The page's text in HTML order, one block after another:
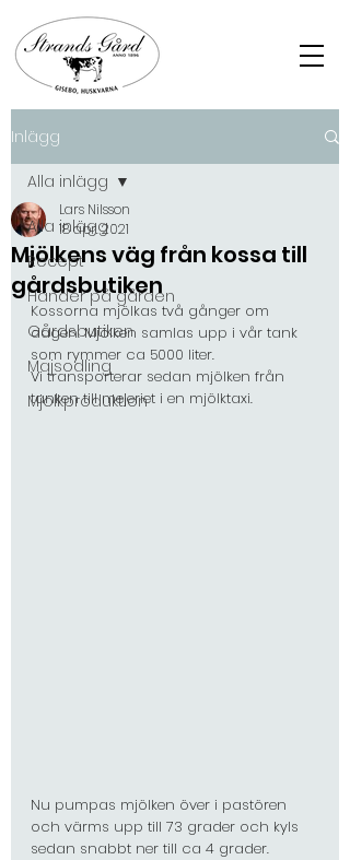
Inlägg
Alla inlägg
Recept
Händer på gården
Gårdsbutiken
Majsodling
Mjölkproduktion
Alla inlägg
Mjölkens väg från kossa till
gårdsbutiken
Lars Nilsson
18 apr. 2021
Kossorna mjölkas två gånger om
dagen. Mjölken samlas upp i vår tank
som rymmer ca 5000 liter.
Vi transporterar sedan mjölken från
tanken till mejeriet i en mjölktaxi.
Nu pumpas mjölken över i pastören
och värms upp till 73 grader och kyls
sedan snabbt ner till ca 4 grader.